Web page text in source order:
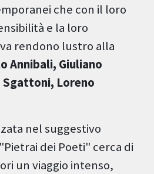
che con il loro
e la loro
rendono lustro alla
Annibali, Giuliano
Sgattoni, Loreno
nel suggestivo
dei Poeti" cerca di
un viaggio intenso,